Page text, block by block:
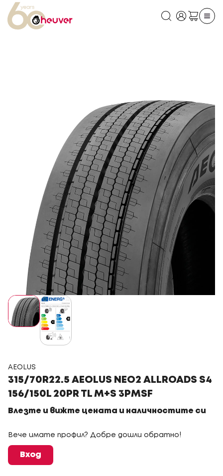
AEOLUS
315/70R22.5 AEOLUS NEO2 ALLROADS S4
156/150L 20PR TL M+S 3PMSF
Влезте и вижте цената и наличностите си
Вече имате профил? Добре дошли обратно!
Вход